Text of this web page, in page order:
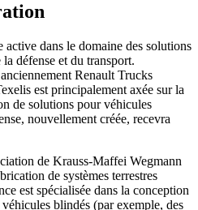
active dans le domaine des solutions
défense et du transport.
Renault Trucks
est principalement axée sur la
de solutions pour véhicules
nouvellement créée, recevra
de Krauss-Maffei Wegmann
de systèmes terrestres
est spécialisée dans la conception
blindés (par exemple, des